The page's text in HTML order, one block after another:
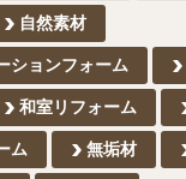
自然素材
ションフォーム
和室リフォーム
ム 無垢材